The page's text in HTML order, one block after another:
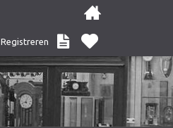
Registreren